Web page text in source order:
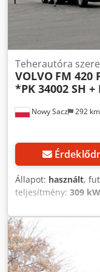
Nowy Sacz 292 km
Teherautóra
VOLVO FM 420
*PK 34002 SH
Állapot: használt,
teljesítmény: 309
,
32 000 kg,
hajtástípus:
rakodótér szélesség:
Gyártási év:2013 ,
légkondicionálás
,